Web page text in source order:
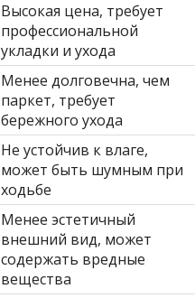
Высокая цена, требует
профессиональной
укладки и ухода
Менее долговечна, чем
паркет, требует
бережного ухода
Не устойчив к влаге,
может быть шумным при
ходьбе
Менее эстетичный
внешний вид, может
содержать вредные
вещества